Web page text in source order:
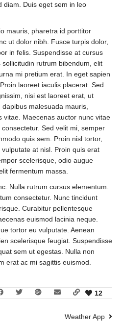
diam. Duis eget sem in leo
mauris, pharetra id porttitor
ut dolor nibh. Fusce turpis dolor,
in felis. Suspendisse at cursus
rutrum bibendum, elit
mi pretium erat. In eget sapien
laoreet iaculis placerat. Sed
nisi est laoreet erat, ut
malesuada mauris,
vitae. Maecenas auctor nunc vitae
Sed velit mi, semper
quis sem. Proin nisl tortor,
at nisl. Proin quis erat
scelerisque, odio augue
fermentum massa.
Nulla rutrum cursus elementum.
consectetur. Nunc tincidunt
Curabitur pellentesque
euismod lacinia neque.
tortor eu vulputate. Aenean
scelerisque feugiat. Suspendisse
sem ut egestas. Nulla non
erat ac mi sagittis euismod.
12
Weather App